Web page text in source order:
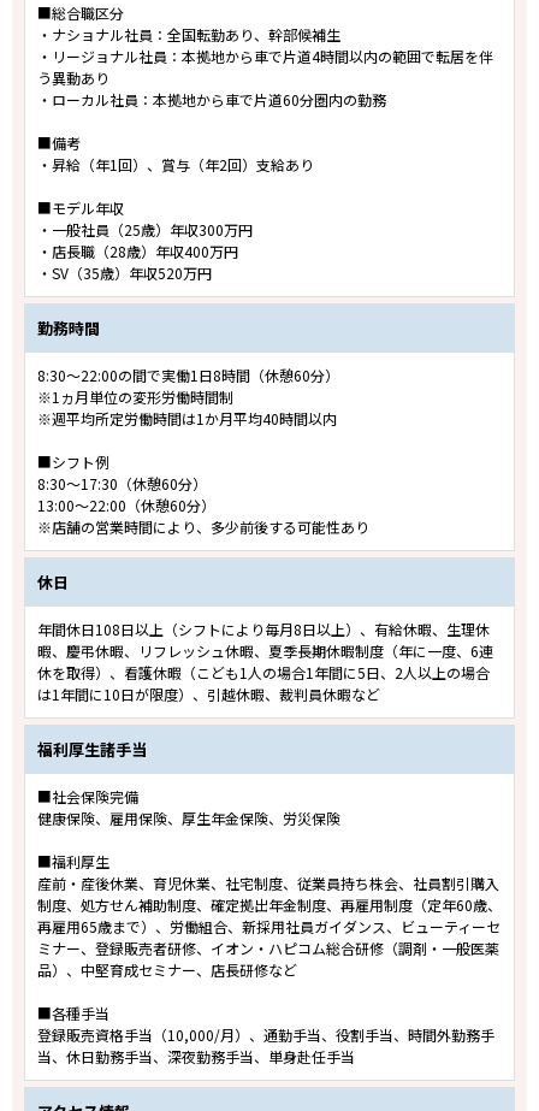
■総合職区分
・ナショナル社員：全国転勤あり、幹部候補生
・リージョナル社員：本拠地から車で片道4時間以内の範囲で転居を伴
う異動あり
・ローカル社員：本拠地から車で片道60分圏内の勤務
■備考
・昇給（年1回）、賞与（年2回）支給あり
■モデル年収
・一般社員（25歳）年収300万円
・店長職（28歳）年収400万円
・SV（35歳）年収520万円
勤務時間
8:30～22:00の間で実働1日8時間（休憩60分）
※1ヵ月単位の変形労働時間制
※週平均所定労働時間は1か月平均40時間以内
■シフト例
8:30～17:30（休憩60分）
13:00～22:00（休憩60分）
※店舗の営業時間により、多少前後する可能性あり
休日
年間休日108日以上（シフトにより毎月8日以上）、有給休暇、生理休
暇、慶弔休暇、リフレッシュ休暇、夏季長期休暇制度（年に一度、6連
休を取得）、看護休暇（こども1人の場合1年間に5日、2人以上の場合
は1年間に10日が限度）、引越休暇、裁判員休暇など
福利厚生諸手当
■社会保険完備
健康保険、雇用保険、厚生年金保険、労災保険
■福利厚生
産前・産後休業、育児休業、社宅制度、従業員持ち株会、社員割引購入
制度、処方せん補助制度、確定拠出年金制度、再雇用制度（定年60歳、
再雇用65歳まで）、労働組合、新採用社員ガイダンス、ビューティーセ
ミナー、登録販売者研修、イオン・ハピコム総合研修（調剤・一般医薬
品）、中堅育成セミナー、店長研修など
■各種手当
登録販売資格手当（10,000/月）、通勤手当、役割手当、時間外勤務手
当、休日勤務手当、深夜勤務手当、単身赴任手当